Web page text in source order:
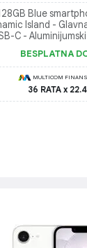
Blue
Island -
C -
BESPLATNA
MULTICOM
36 RATA x